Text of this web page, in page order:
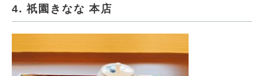
4. 祇園きなな 本店